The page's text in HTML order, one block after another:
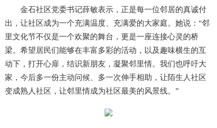
金石社区党委书记薛敏表示，正是每一位邻居的真诚付
出，让社区成为一个充满温度、充满爱的大家庭。她说：“邻
里文化节不仅是一个欢聚的舞台，更是一座连接心灵的桥
梁。希望居民们能够在丰富多彩的活动，以及趣味横生的互
动下，打开心扉，结识新朋友，凝聚邻里情。我们也呼吁大
家，今后多一份主动问候、多一次伸手相助，让陌生人社区
变成熟人社区，让邻里情成为社区最美的风景线。”